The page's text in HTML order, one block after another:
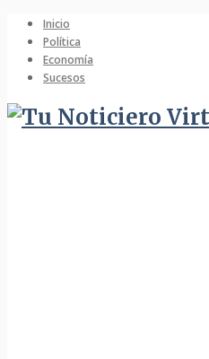
Inicio
Política
Economía
Sucesos